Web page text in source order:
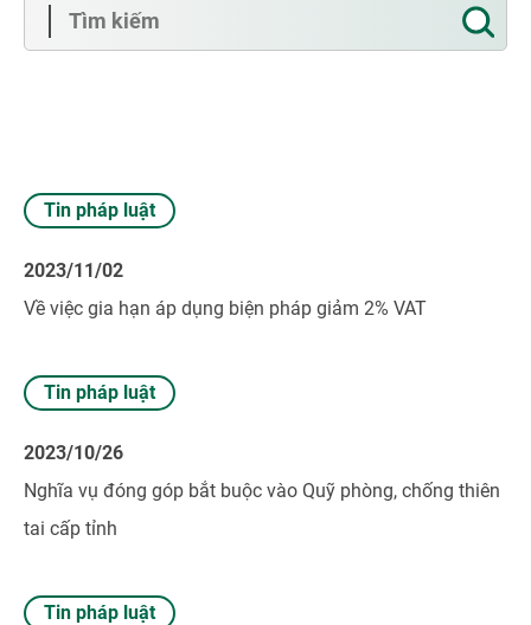
Tin pháp luật
2023/11/02
Về việc gia hạn áp dụng biện pháp giảm 2% VAT
Tin pháp luật
2023/10/26
Nghĩa vụ đóng góp bắt buộc vào Quỹ phòng, chống thiên
tai cấp tỉnh
Tin pháp luật